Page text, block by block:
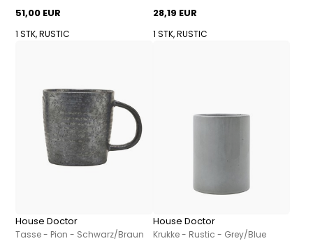
51,00 EUR
1 STK, RUSTIC
28,19 EUR
1 STK, RUSTIC
House Doctor
Tasse - Pion - Schwarz/Braun
House Doctor
Krukke - Rustic - Grey/Blue